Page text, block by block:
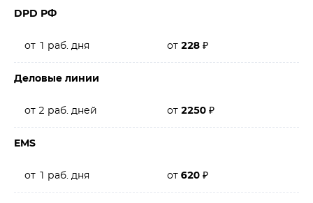
DPD РФ
от 1 раб. дня от 228 ₽
Деловые линии
от 2 раб. дней от 2250 ₽
EMS
от 1 раб. дня от 620 ₽